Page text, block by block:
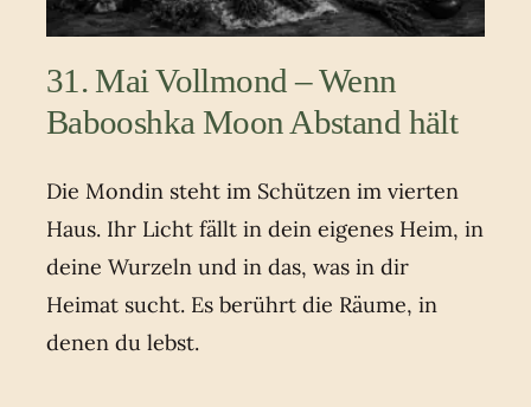
31. Mai Vollmond – Wenn
Babooshka Moon Abstand hält
Die Mondin steht im Schützen im vierten
Haus. Ihr Licht fällt in dein eigenes Heim, in
deine Wurzeln und in das, was in dir
Heimat sucht. Es berührt die Räume, in
denen du lebst.